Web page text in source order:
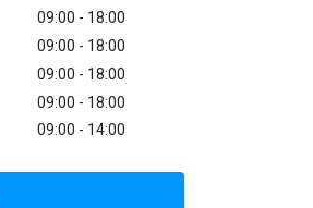
09:00
18:00
09:00
18:00
09:00
18:00
09:00
18:00
09:00 14:00